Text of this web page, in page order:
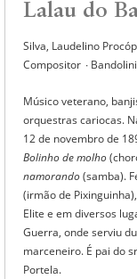
Lalau do
Silva, Laudelino
Compositor ∙
Músico veterano,
orquestras cariocas.
12 de novembro de
Bolinho de molho
namorando(samba).
(irmão de
Elite e em diversos
Guerra, onde serviu
marceneiro. É pai do
Portela.